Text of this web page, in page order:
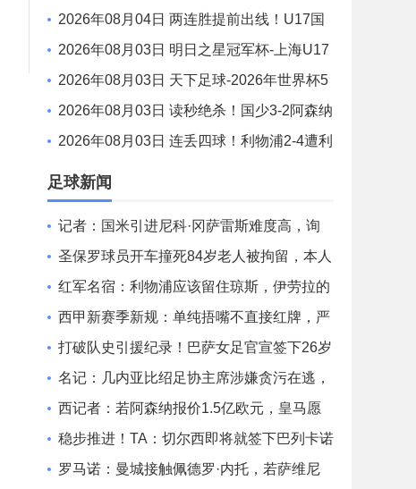
斯、阿西莫建功马特乌斯彩虹过人送助攻
2026年08月04日 两连胜提前出线！U17国
足1-0毕巴U17 程晟涵连场破门赵松源中楣
2026年08月03日 明日之星冠军杯-上海U17
3-3 葡体U17 梁锦鸿梅开二度
2026年08月03日 天下足球-2026年世界杯5
0大名场面
2026年08月03日 读秒绝杀！国少3-2阿森纳
U17 赵松源1V4一条龙+造乌龙 程晟涵绝杀
2026年08月03日 连丢四球！利物浦2-4遭利
兹联逆转 维尔茨钱伯斯破门凯尔凯兹失误
足球新闻
记者：国米引进尼科·冈萨雷斯难度高，询
价迪亚比但面临药厂竞争
圣保罗球员开车撞死84岁老人被拘留，本人
否认酒驾但涉嫌飙车
红军名宿：利物浦应该留住琼斯，伊劳拉的
态度十分关键
西甲新赛季新规：单纯捂嘴不直接红牌，严
惩所有拖延时间的行为
打破队史引援纪录！巴萨女足官宣签下26岁
巴西前锋凯罗琳
名记：几内亚比绍足协主席涉嫌贪污在逃，
国际足联资金监管受质疑
西记者：若阿森纳报价1.5亿欧元，皇马愿
给维尼修斯奖金促成转会
稳步推进！TA：切尔西即将就签下巴列卡诺
后卫查瓦里亚达协议
罗马诺：曼城接触佩德罗·内托，若萨维尼